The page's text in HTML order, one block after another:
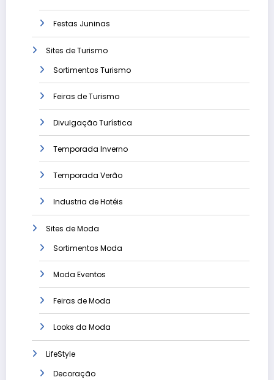
Festas Juninas
Sites de Turismo
Sortimentos Turismo
Feiras de Turismo
Divulgação Turística
Temporada Inverno
Temporada Verão
Industria de Hotéis
Sites de Moda
Sortimentos Moda
Moda Eventos
Feiras de Moda
Looks da Moda
LifeStyle
Decoração